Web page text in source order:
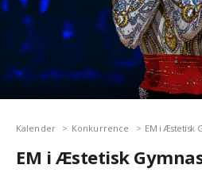
Kalender Konkurrence EM i Æstetisk
EM i Æstetisk